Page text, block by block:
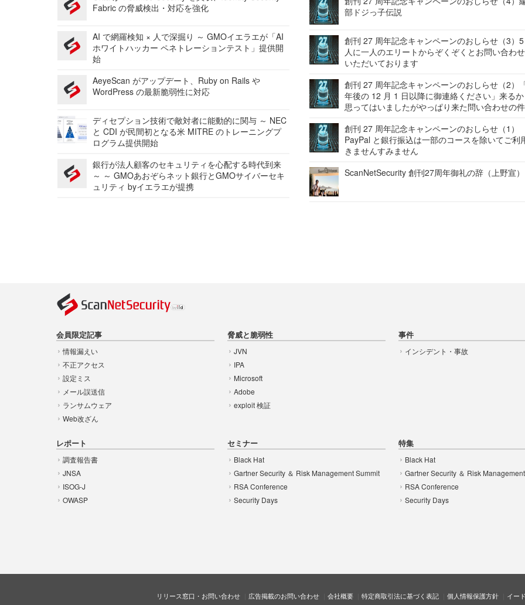
Fabric の脅威検出・対応を強化
AI で網羅検知 × 人で深掘り ～ GMOイエラエが「AI
ホワイトハッカー ペネトレーションテスト」提供開
始
AeyeScan がアップデート、Ruby on Rails や
WordPress の最新脆弱性に対応
ディセプション技術で敵対者に能動的に関与 ～ NEC
と CDI が民間初となる米 MITRE のトレーニングプ
ログラム提供開始
銀行が法人顧客のセキュリティを心配する時代到来
～ ～ GMOあおぞらネット銀行とGMOサイバーセキ
ュリティ byイエラエが提携
部ドジっ子伝説
創刊 27 周年記念キャンペーンのおしらせ（3）
人に一人のエリートからぞくぞくとお問い合わ
いただいております
創刊 27 周年記念キャンペーンのおしらせ（2）
年後の 12 月 1 日以降に御連絡ください」来るか
思ってはいましたがやっぱり来た問い合わせの件
創刊 27 周年記念キャンペーンのおしらせ（1）
PayPal と銀行振込は一部のコースを除いてご利
きませんすみません
ScanNetSecurity 創刊27周年御礼の辞（上野宣）
会員限定記事
情報漏えい
不正アクセス
設定ミス
メール誤送信
ランサムウェア
Web改ざん
脅威と脆弱性
JVN
IPA
Microsoft
Adobe
exploit 検証
事件
インシデント・事故
レポート
調査報告書
JNSA
ISOG-J
OWASP
セミナー
Black Hat
Gartner Security ＆ Risk Management Summit
RSA Conference
Security Days
特集
Black Hat
Gartner Security ＆ Risk
RSA Conference
Security Days
リリース窓口・お問い合わせ 広告掲載のお問い合わせ 会社概要 特定商取引法に基づく表記 個人情報保護方針 イー